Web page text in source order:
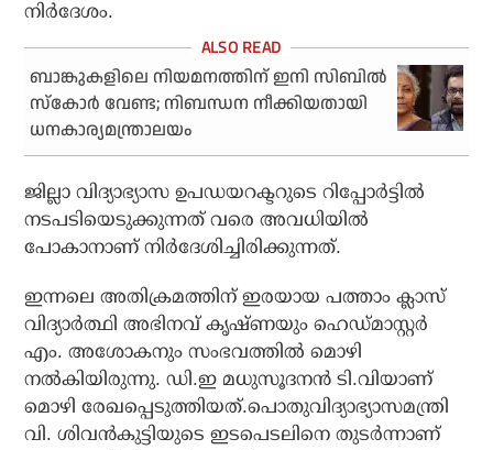
നിര്‍ദേശം.
ബാങ്കുകളിലെ നിയമനത്തിന് ഇനി സിബില്‍
സ്‌കോര്‍ വേണ്ട; നിബന്ധന നീക്കിയതായി
ധനകാര്യമന്ത്രാലയം
ജില്ലാ വിദ്യാഭ്യാസ ഉപഡയറക്ടറുടെ റിപ്പോര്‍ട്ടില്‍
നടപടിയെടുക്കുന്നത് വരെ അവധിയില്‍
പോകാനാണ് നിര്‍ദേശിച്ചിരിക്കുന്നത്.
ഇന്നലെ അതിക്രമത്തിന് ഇരയായ പത്താം ക്ലാസ്
വിദ്യാര്‍ത്ഥി അഭിനവ് കൃഷ്ണയും ഹെഡ്മാസ്റ്റര്‍
എം. അശോകനും സംഭവത്തിൽ മൊഴി
നല്‍കിയിരുന്നു. ഡി.ഇ മധുസൂദനന്‍ ടി.വിയാണ്
മൊഴി രേഖപ്പെടുത്തിയത്.പൊതുവിദ്യാഭ്യാസമന്ത്രി
വി. ശിവന്‍കുട്ടിയുടെ ഇടപെടലിനെ തുടര്‍ന്നാണ്